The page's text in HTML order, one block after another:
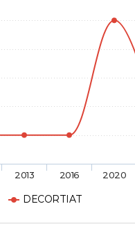
DECORTIAT
2013 2016 2020